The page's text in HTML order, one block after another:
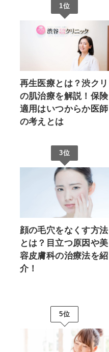
1位
再生医療とは？渋クリ
の肌治療を解説！保険
適用はいつからか医師
の考えとは
3位
顔の毛穴をなくす方法
とは？目立つ原因や美
容皮膚科の治療法を紹
介！
5位